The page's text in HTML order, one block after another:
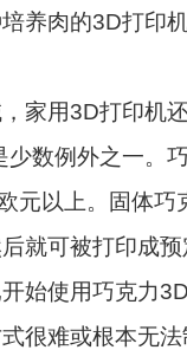
养肉的3D打印机
用3D打印机还
少数例外之一。
元以上。固体巧
就可被打印成
始使用巧克力
很难或根本无